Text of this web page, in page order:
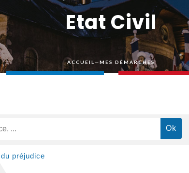
Etat Civil
ACCUEIL —MES DÉMARCHES
préjudice